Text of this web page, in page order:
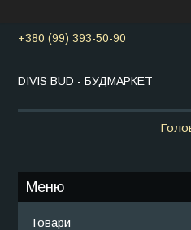
+380 (99) 393-50-90
DIVIS BUD - БУДМАРКЕТ
Товари